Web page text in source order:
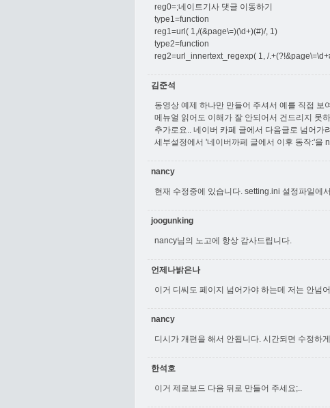
reg0=;네이트기사 댓글 이동하기
type1=function
reg1=url( 1,/(&page\=)(\d+)(#)/, 1)
type2=function
reg2=url_innertext_regexp( 1, /
김준석
동영상 예제 하나만 만들어 주셔서 예를 직접 보
메뉴얼 읽어도 이해가 잘 안되어서 건드리지 못
추가로요.. 네이버 카페 글에서 다음글로 넘어가
세부설정에서 '네이버까페 글에서 이후 동작:'을
nancy
현재 수정중에 있습니다. setting.ini 설정파일에
joogunking
nancy님의 노고에 항상 감사드립니다.
언제나밝은나
이거 디씨도 페이지 넘어가야 하는데 저는 안넘
nancy
디시가 개편을 해서 안됩니다. 시간되면 수정하
한석호
이거 제로보드 다음 뒤로 만들어 주세요;..